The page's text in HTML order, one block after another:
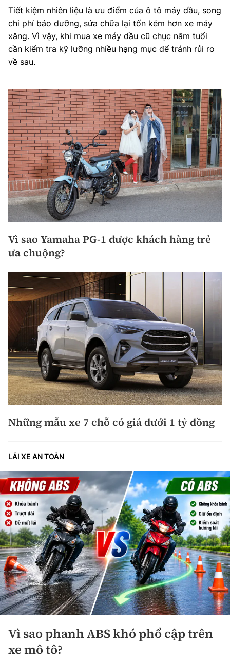
Tiết kiệm nhiên liệu là ưu điểm của ô tô máy dầu, song
chi phí bảo dưỡng, sửa chữa lại tốn kém hơn xe máy
xăng. Vì vậy, khi mua xe máy dầu cũ chục năm tuổi
cần kiểm tra kỹ lưỡng nhiều hạng mục để tránh rủi ro
về sau.
Vì sao Yamaha PG-1 được khách hàng trẻ
ưa chuộng?
Những mẫu xe 7 chỗ có giá dưới 1 tỷ đồng
LÁI XE AN TOÀN
Vì sao phanh ABS khó phổ cập trên
xe mô tô?